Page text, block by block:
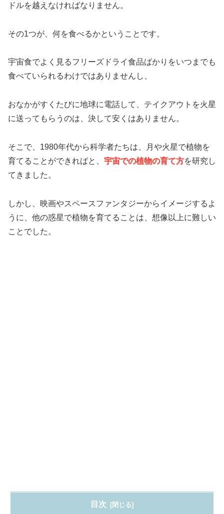
ドルを越えなければなりません。
その1つが、何を食べるかということです。
宇宙食でよく見るフリーズドライ食品ばかりをいつまでも
食べていられるわけではありませんし、
おなかがすくたびに地球に電話して、テイクアウトを火星
に送ってもらうのは、決して安くはありません。
そこで、1980年代から科学者たちは、月や火星で植物を
育てることができればと、 宇宙での植物の育て方を研究し
てきました。
しかし、映画やスペースファンタジーからイメージするよ
うに、他の惑星で植物を育てることは、想像以上に難しい
ことでした。
目次